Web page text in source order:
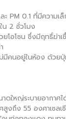
PM 0.1 ที่มีความเ
น 2 ชั่วโมง
ยโอโซน ซึ่งมีฤทธิ์ฆ่าเ
มีคนอยู่ในห้อง ด้วย
ดใหญ่ระบายอากาศไ
สูงถึง 55 องศาเซลเ